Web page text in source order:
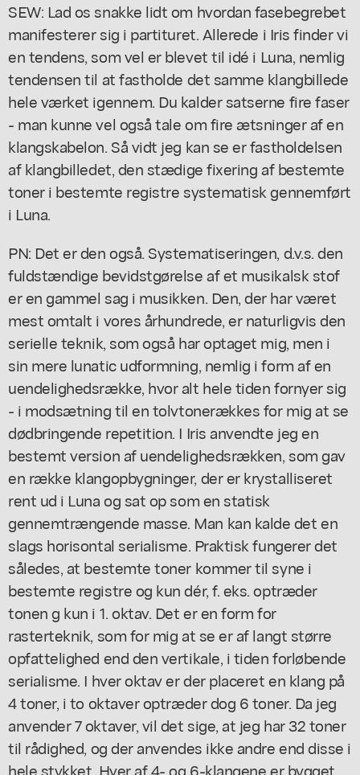
SEW: Lad os snakke lidt om hvordan fasebegrebet
manifesterer sig i partituret. Allerede i Iris finder vi
en tendens, som vel er blevet til idé i Luna, nemlig
tendensen til at fastholde det samme klangbillede
hele værket igennem. Du kalder satserne fire faser
- man kunne vel også tale om fire ætsninger af en
klangskabelon. Så vidt jeg kan se er fastholdelsen
af klangbilledet, den stædige fixering af bestemte
toner i bestemte registre systematisk gennemført
i Luna.
PN: Det er den også. Systematiseringen, d.v.s. den
fuldstændige bevidstgørelse af et musikalsk stof
er en gammel sag i musikken. Den, der har været
mest omtalt i vores århundrede, er naturligvis den
serielle teknik, som også har optaget mig, men i
sin mere lunatic udformning, nemlig i form af en
uendelighedsrække, hvor alt hele tiden fornyer sig
- i modsætning til en tolvtonerækkes for mig at se
dødbringende repetition. I Iris anvendte jeg en
bestemt version af uendelighedsrækken, som gav
en række klangopbygninger, der er krystalliseret
rent ud i Luna og sat op som en statisk
gennemtrængende masse. Man kan kalde det en
slags horisontal serialisme. Praktisk fungerer det
således, at bestemte toner kommer til syne i
bestemte registre og kun dér, f. eks. optræder
tonen g kun i 1. oktav. Det er en form for
rasterteknik, som for mig at se er af langt større
opfattelighed end den vertikale, i tiden forløbende
serialisme. I hver oktav er der placeret en klang på
4 toner, i to oktaver optræder dog 6 toner. Da jeg
anvender 7 oktaver, vil det sige, at jeg har 32 toner
til rådighed, og der anvendes ikke andre end disse i
hele stykket. Hver af 4- og 6-klangene er bygget